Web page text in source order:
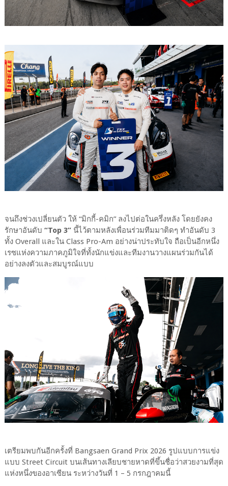
จนถึงช่วงเปลี่ยนตัว ให้ “มิกกี้-คมิก” ลงไปต่อในครึ่งหลัง โดยยังคง
รักษาอันดับ “Top 3”นี้ไว้ตามหลังเพื่อนร่วมทีมมาติดๆ ทำอันดับ 3
ทั้ง Overall และใน Class Pro-Am อย่างน่าประทับใจ ถือเป็นอีกหนึ่ง
เรซแห่งความภาคภูมิใจที่ทั้งนักแข่งและทีมงานวางแผนร่วมกันได้
อย่างลงตัวและสมบูรณ์แบบ
เตรียมพบกันอีกครั้งที่ Bangsaen Grand Prix 2026 รูปแบบการแข่ง
แบบ Street Circuit บนเส้นทางเลียบชายหาดที่ขึ้นชื่อว่าสวยงามที่สุด
แห่งหนึ่งของอาเซียน ระหว่างวันที่ 1 – 5 กรกฎาคมนี้